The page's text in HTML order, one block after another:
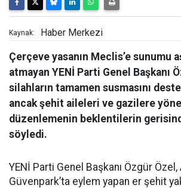
Kaynak: Haber Merkezi
Çerçeve yasanın Meclis’e sunumu
atmayan YENİ Parti Genel Başkanı
silahların tamamen susmasını
ancak şehit aileleri ve gazilere
düzenlemenin beklentilerin
söyledi.
YENİ Parti Genel Başkanı Özgür Özel,
Güvenpark’ta eylem yapan er şehit